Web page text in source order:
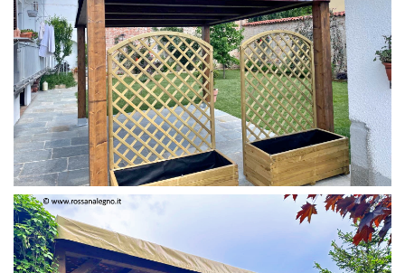
PERGOLA 4 X 3 COLOR MIRTO